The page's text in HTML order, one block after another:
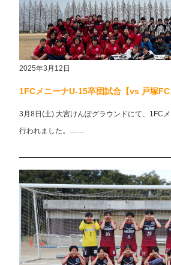
2025年3月12日
1FCメニーナU-15卒団試合【vs 戸塚FC
3月8日(土) 大宮けんぽグラウンドにて、1FC
行われました。……